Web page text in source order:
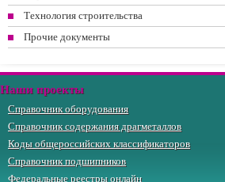
Технология строительства
Прочие документы
Наши проекты
Справочник оборудования
Справочник содержания драгметаллов
Коды общероссийских классификаторов
Справочник подшипников
Федеральные реестры онлайн